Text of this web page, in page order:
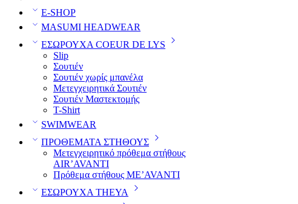
E-SHOP
MASUMI HEADWEAR
ΕΣΩΡΟΥΧΑ COEUR DE LYS
Slip
Σουτιέν
Σουτιέν χωρίς μπανέλα
Μετεγχειρητικά Σουτιέν
Σουτιέν Μαστεκτομής
T-Shirt
SWIMWEAR
ΠΡΟΘΕΜΑΤΑ ΣΤΗΘΟΥΣ
Μετεγχειρητικό πρόθεμα στήθους
AIR’AVANTI
Πρόθεμα στήθους ME’AVANTI
ΕΣΩΡΟΥΧΑ THEYA